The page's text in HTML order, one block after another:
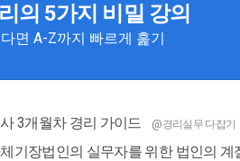
의 5가지 비밀 강의
면 A-Z까지 빠르게 훑기
3개월차 경리 가이드 @경리실무 다잡기
기장법인의 실무자를 위한 법인의 계